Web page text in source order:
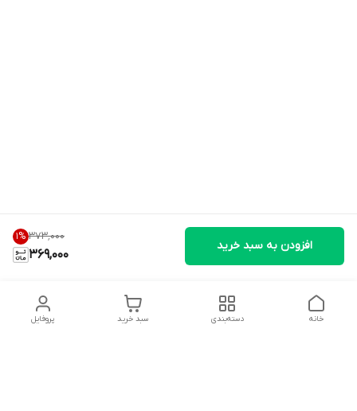
۳۷۳٬۰۰۰ 1%
369,000
افزودن به سبد خرید
پروفایل سبد خرید دسته‌بندی خانه